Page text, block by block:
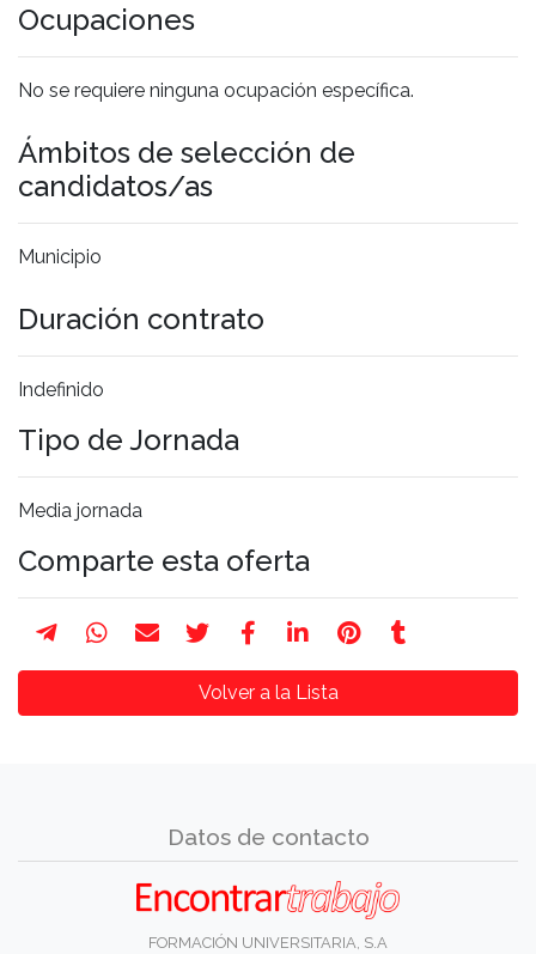
Ocupaciones
No se requiere ninguna ocupación específica.
Ámbitos de selección de
candidatos/as
Municipio
Duración contrato
Indefinido
Tipo de Jornada
Media jornada
Comparte esta oferta
Volver a la Lista
Datos de contacto
FORMACIÓN UNIVERSITARIA, S.A